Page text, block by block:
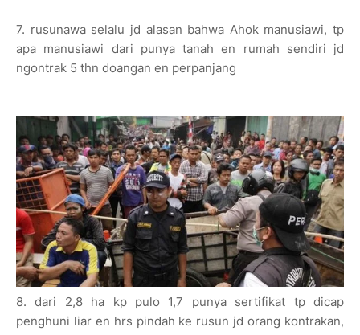
7. rusunawa selalu jd alasan bahwa Ahok manusiawi, tp
apa manusiawi dari punya tanah en rumah sendiri jd
ngontrak 5 thn doangan en perpanjang
8. dari 2,8 ha kp pulo 1,7 punya sertifikat tp dicap
penghuni liar en hrs pindah ke rusun jd orang kontrakan,